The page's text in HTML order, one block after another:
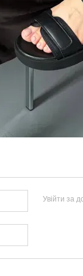
Увійти за